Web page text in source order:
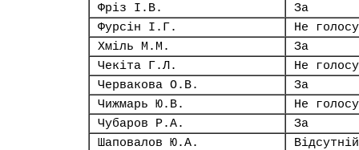
Фріз І.В.
За
Фурсін І.Г.
Не
Хміль М.М.
За
Чекіта Г.Л.
Не
Червакова О.В.
За
Чижмарь Ю.В.
Не
Чубаров Р.А.
За
Шаповалов Ю.А.
Відсутній